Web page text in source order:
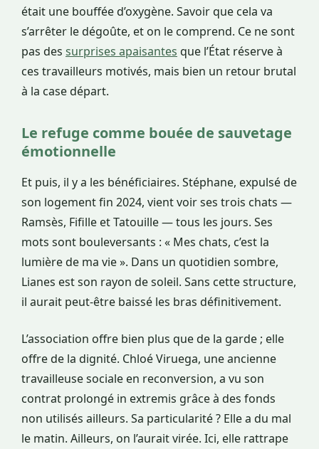
était une bouffée d’oxygène. Savoir que cela va
s’arrêter le dégoûte, et on le comprend. Ce ne sont
pas des surprises apaisantes que l’État réserve à
ces travailleurs motivés, mais bien un retour brutal
à la case départ.
Le refuge comme bouée de sauvetage
émotionnelle
Et puis, il y a les bénéficiaires. Stéphane, expulsé de
son logement fin 2024, vient voir ses trois chats —
Ramsès, Fifille et Tatouille — tous les jours. Ses
mots sont bouleversants : « Mes chats, c’est la
lumière de ma vie ». Dans un quotidien sombre,
Lianes est son rayon de soleil. Sans cette structure,
il aurait peut-être baissé les bras définitivement.
L’association offre bien plus que de la garde ; elle
offre de la dignité. Chloé Viruega, une ancienne
travailleuse sociale en reconversion, a vu son
contrat prolongé in extremis grâce à des fonds
non utilisés ailleurs. Sa particularité ? Elle a du mal
le matin. Ailleurs, on l’aurait virée. Ici, elle rattrape